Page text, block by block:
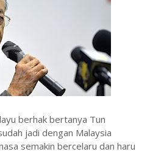
berhak bertanya Tun
jadi dengan Malaysia
semakin bercelaru dan haru